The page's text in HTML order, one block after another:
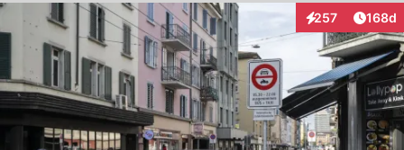
257
Interaktionen168d